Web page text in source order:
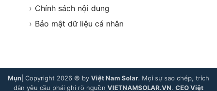
› Chính sách nội dung
› Bảo mật dữ liệu cá nhân
Mụn | Copyright 2026 © by Việt Nam Solar. Mọi sự sao chép, trích
dẫn yêu cầu phải ghi rõ nguồn VIETNAMSOLAR.VN. CEO Việt